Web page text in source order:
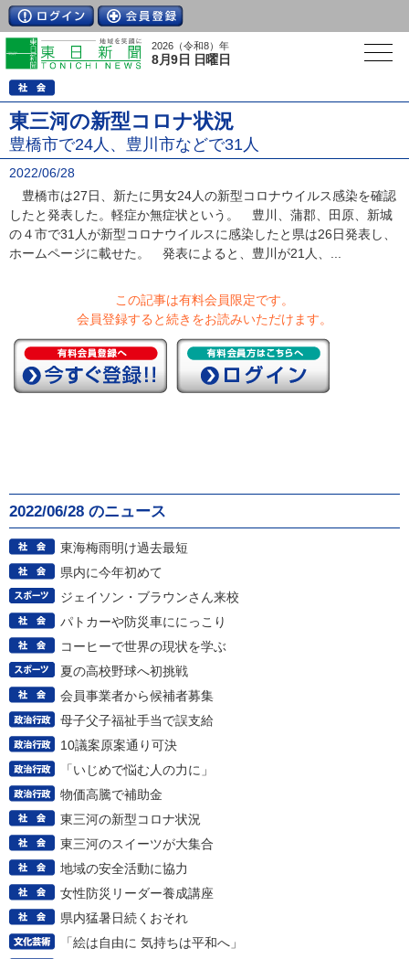
2026（令和8）年
8月9日 日曜日
東三河の新型コロナ状況
豊橋市で24人、豊川市などで31人
2022/06/28
豊橋市は27日、新たに男女24人の新型コロナウイルス感染を確認
したと発表した。軽症か無症状という。 豊川、蒲郡、田原、新城
の４市で31人が新型コロナウイルスに感染したと県は26日発表し、
ホームページに載せた。 発表によると、豊川が21人、...
この記事は有料会員限定です。
会員登録すると続きをお読みいただけます。
2022/06/28 のニュース
東海梅雨明け過去最短
県内に今年初めて
ジェイソン・ブラウンさん来校
パトカーや防災車ににっこり
コーヒーで世界の現状を学ぶ
夏の高校野球へ初挑戦
会員事業者から候補者募集
母子父子福祉手当で誤支給
10議案原案通り可決
「いじめで悩む人の力に」
物価高騰で補助金
東三河の新型コロナ状況
東三河のスイーツが大集合
地域の安全活動に協力
女性防災リーダー養成講座
県内猛暑日続くおそれ
「絵は自由に 気持ちは平和へ」